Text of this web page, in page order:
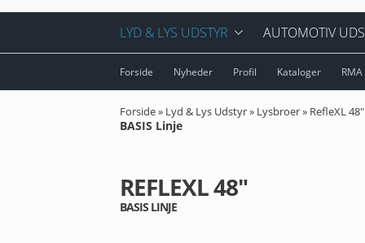
LYD & LYS UDSTYR
PERSONLIG UDRUSTNING
ENKELT LYGTER
HÅNDLYGTER M.M.
AUTOMOTIV
AFMÆRKNING TIL
DASHCAM
Forside Nyheder Profil Kataloger RMA
Forside» Lyd & Lys Udstyr» Lysbroer» RefleXL 48"
BASIS Linje
REFLEXL 48"
BASIS LINJE